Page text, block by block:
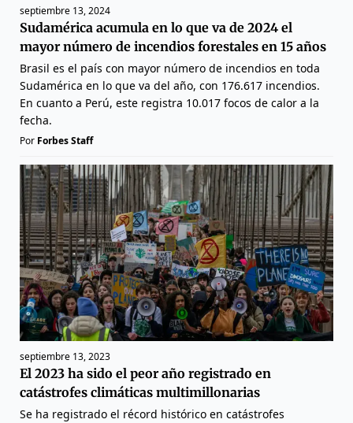
septiembre 13, 2024
Sudamérica acumula en lo que va de 2024 el
mayor número de incendios forestales en 15 años
Brasil es el país con mayor número de incendios en toda
Sudamérica en lo que va del año, con 176.617 incendios.
En cuanto a Perú, este registra 10.017 focos de calor a la
fecha.
Por Forbes Staff
septiembre 13, 2023
El 2023 ha sido el peor año registrado en
catástrofes climáticas multimillonarias
Se ha registrado el récord histórico en catástrofes